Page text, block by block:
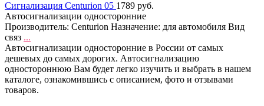
Сигнализация Centurion 05 1789 руб.
Автосигнализации односторонние
Производитель: Centurion Назначение: для автомобиля Вид
связ ...
Автосигнализации односторонние в России от самых
дешевых до самых дорогих. Автосигнализацию
одностороннюю Вам будет легко изучить и выбрать в нашем
каталоге, ознакомившись с описанием, фото и отзывами
товаров.